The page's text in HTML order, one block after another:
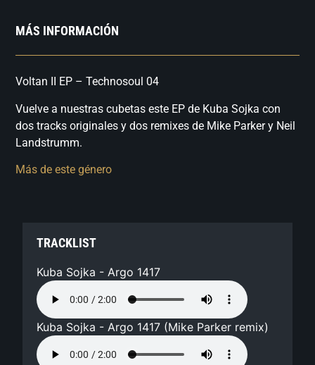
MÁS INFORMACIÓN
Voltan II EP – Technosoul 04
Vuelve a nuestras cubetas este EP de Kuba Sojka con
dos tracks originales y dos remixes de Mike Parker y Neil
Landstrumm.
Más de este género
TRACKLIST
Kuba Sojka - Argo 1417
Kuba Sojka - Argo 1417 (Mike Parker remix)